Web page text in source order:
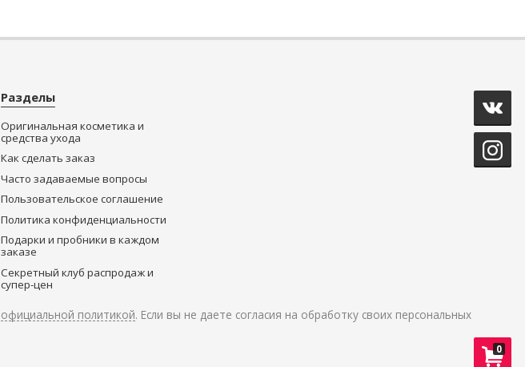
Разделы
Оригинальная косметика и
средства ухода
Как сделать заказ
Часто задаваемые вопросы
Пользовательское соглашение
Политика конфиденциальности
Подарки и пробники в каждом
заказе
Секретный клуб распродаж и
супер-цен
официальной политикой. Если вы не даете согласия на обработку своих персональных
0